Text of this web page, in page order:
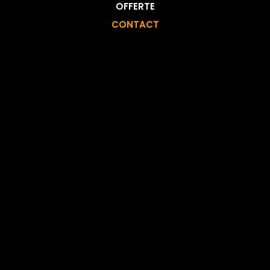
OFFERTE
CONTACT